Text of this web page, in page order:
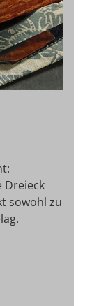
Dreieck
sowohl zu